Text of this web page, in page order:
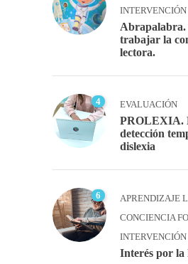
INTERVENCIÓN
trabajar la
lectora.
4 EVALUACIÓN
PROLEXIA.
detección
dislexia
6 APRENDIZAJE
CONCIENCIA
INTERVENCIÓN
Interés por la